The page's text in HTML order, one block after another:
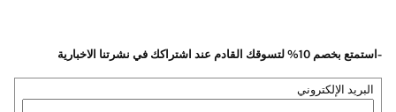
-استمتع بخصم 10% لتسوقك القادم عند اشتراكك في نشرتنا الاخبارية
البريد الإلكتروني